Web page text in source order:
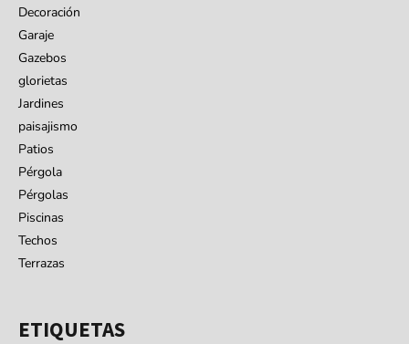
Decoración
Garaje
Gazebos
glorietas
Jardines
paisajismo
Patios
Pérgola
Pérgolas
Piscinas
Techos
Terrazas
ETIQUETAS